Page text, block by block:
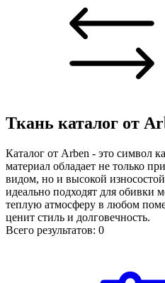
Ткань каталог от
Каталог от Arben - это символ
материал обладает не только
видом, но и высокой
идеально подходят для обивки
теплую атмосферу в любом
ценит стиль и долговечность.
Всего результатов: 0